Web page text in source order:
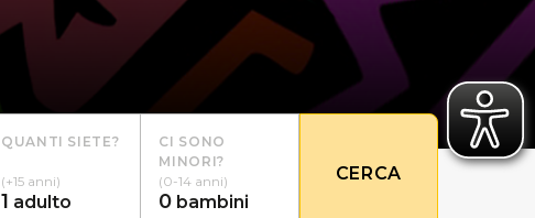
QUANTI SIETE?
(+15 anni)
1 adulto
CI SONO
MINORI?
(0-14 anni)
0 bambini
CERCA